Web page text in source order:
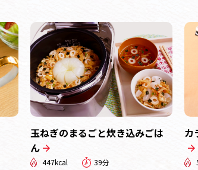
玉ねぎのまるごと炊き込みごは
ん
447kcal 39分
カ